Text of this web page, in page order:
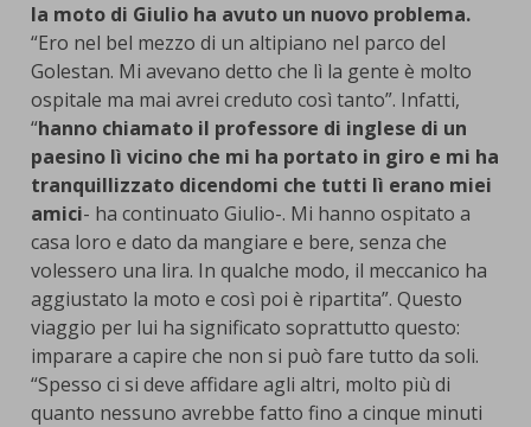
la moto di Giulio ha avuto un nuovo problema.
“Ero nel bel mezzo di un altipiano nel parco del
Golestan. Mi avevano detto che lì la gente è molto
ospitale ma mai avrei creduto così tanto”. Infatti,
“hanno chiamato il professore di inglese di un
paesino lì vicino che mi ha portato in giro e mi ha
tranquillizzato dicendomi che tutti lì erano miei
amici- ha continuato Giulio-. Mi hanno ospitato a
casa loro e dato da mangiare e bere, senza che
volessero una lira. In qualche modo, il meccanico ha
aggiustato la moto e così poi è ripartita”. Questo
viaggio per lui ha significato soprattutto questo:
imparare a capire che non si può fare tutto da soli.
“Spesso ci si deve affidare agli altri, molto più di
quanto nessuno avrebbe fatto fino a cinque minuti